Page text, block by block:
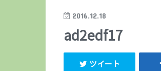
2016.12.18
ad2edf17
ツイート